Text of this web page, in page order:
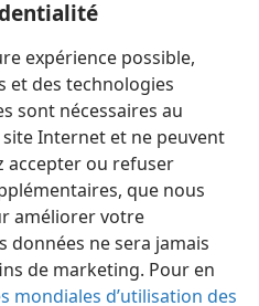
expérience possible,
et des technologies
sont nécessaires au
Internet et ne peuvent
accepter ou refuser
que nous
améliorer votre
données ne sera jamais
de marketing. Pour en
mondiales d’utilisation des
choses » qu’il te donne
bonheur pour toujours » !
Préférences
and Tract Society of Pennsylvania
Règles de confidentialité
JW.ORG Se connecter